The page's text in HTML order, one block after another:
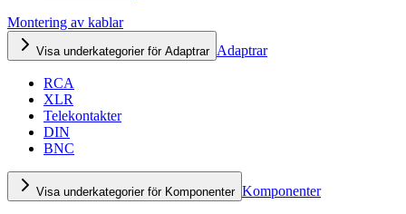
Montering av kablar
Visa underkategorier för Adaptrar Adaptrar
RCA
XLR
Telekontakter
DIN
BNC
Visa underkategorier för Komponenter Komponenter